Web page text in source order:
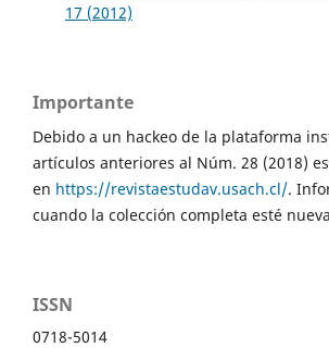
17 (2012)
Importante
Debido a un hackeo de la plataforma
artículos anteriores al Núm. 28 (2018)
en https://revistaestudav.usach.cl/.
cuando la colección completa esté
ISSN
0718-5014